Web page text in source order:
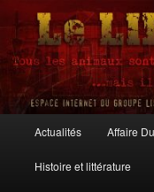
Aller
contenu
principal
Aller
contenu
secondaire
Le
principal
Actualités Affaire
Histoire et littérature